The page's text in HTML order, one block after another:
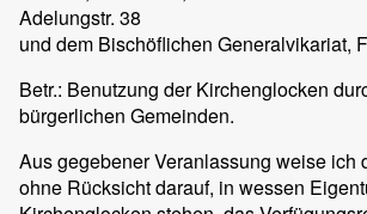
Adelungstr. 38
und dem Bischöflichen Generalvikariat,
Betr.: Benutzung der Kirchenglocken
bürgerlichen Gemeinden.
Aus gegebener Veranlassung weise ich
ohne Rücksicht darauf, in wessen